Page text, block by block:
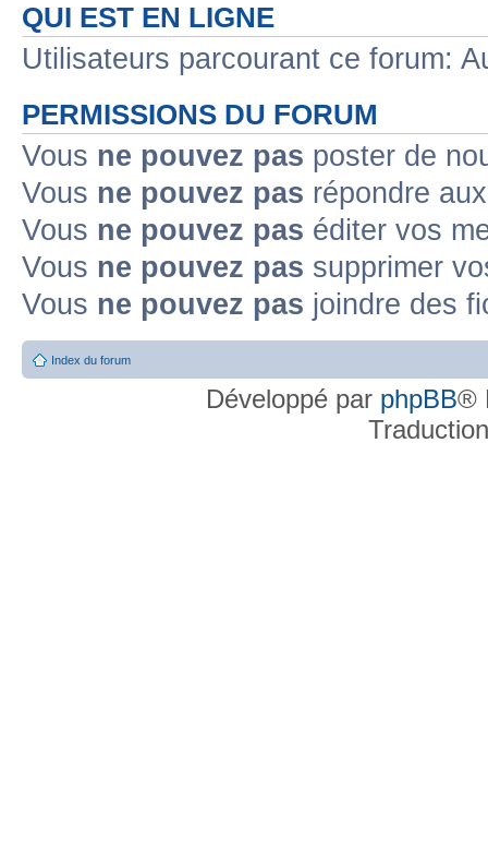
QUI EST EN LIGNE
Utilisateurs parcourant ce forum:
PERMISSIONS DU FORUM
Vous ne pouvez pas poster de
Vous ne pouvez pas répondre
Vous ne pouvez pas éditer vos
Vous ne pouvez pas supprimer
Vous ne pouvez pas joindre des
Index du forum
Développé par phpBB®